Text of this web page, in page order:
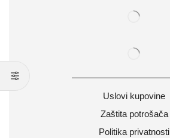
Uslovi kupovine
Zaštita potrošača
Politika privatnosti